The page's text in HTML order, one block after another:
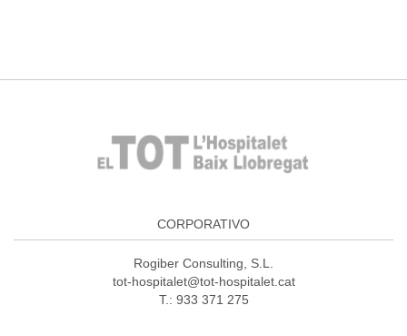
CORPORATIVO
Rogiber Consulting, S.L.
tot-hospitalet@tot-hospitalet.cat
T.: 933 371 275